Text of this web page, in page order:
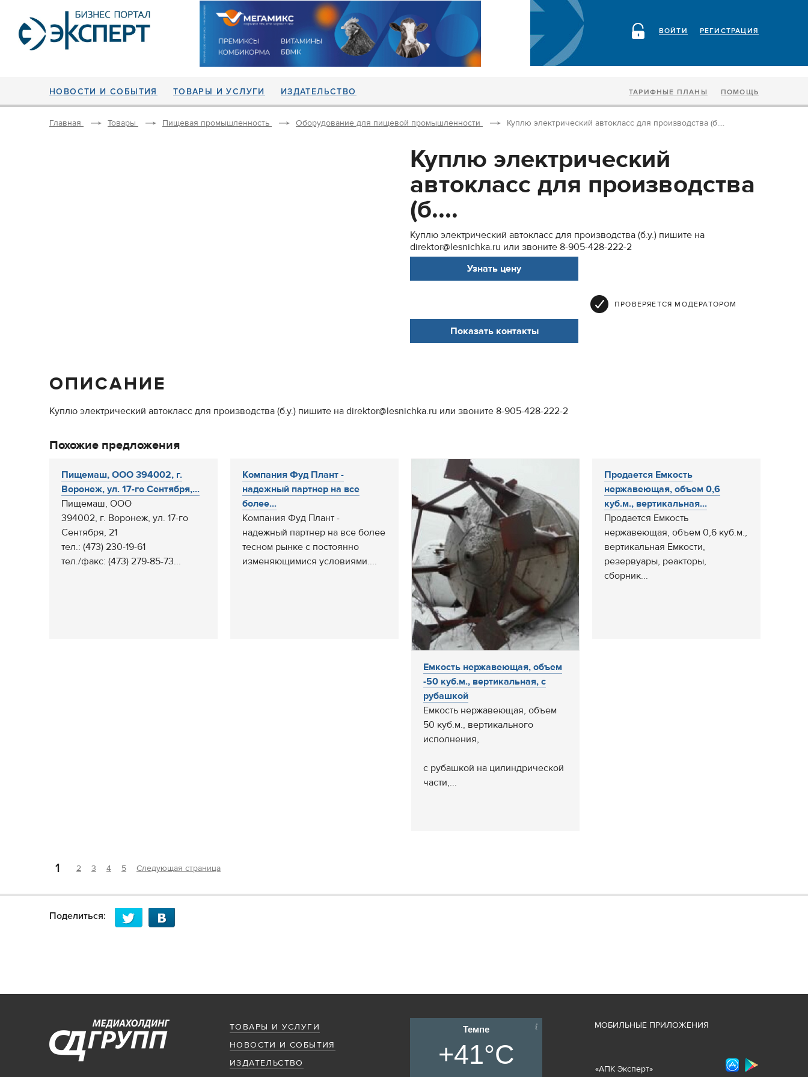
РЕГИСТРАЦИЯ
ВОЙТИ
НОВОСТИ И СОБЫТИЯ ТОВАРЫ И УСЛУГИ ИЗДАТЕЛЬСТВО ТАРИФНЫЕ ПЛАНЫ ПОМОЩЬ
Главная Товары Пищевая промышленность Оборудование для пищевой промышленности Куплю электрический автокласс для производства (б....
Куплю электрический
автокласс для производства
(б....
Куплю электрический автокласс для производства (б.у.) пишите на
direktor@lesnichka.ru или звоните 8-905-428-222-2
Узнать цену
ПРОВЕРЯЕТСЯ МОДЕРАТОРОМ
Показать контакты
ОПИСАНИЕ
Куплю электрический автокласс для производства (б.у.) пишите на direktor@lesnichka.ru или звоните 8-905-428-222-2
Похожие предложения
Пищемаш, ООО 394002, г.
Воронеж, ул. 17-го Сентября,...
Пищемаш, ООО
394002, г. Воронеж, ул. 17-го
Сентября, 21
тел.: (473) 230-19-61
тел./факс: (473) 279-85-73...
Компания Фуд Плант -
надежный партнер на все
более...
Компания Фуд Плант -
надежный партнер на все более
тесном рынке с постоянно
изменяющимися условиями....
Емкость нержавеющая, объем
-50 куб.м., вертикальная, с
рубашкой
Емкость нержавеющая, объем
50 куб.м., вертикального
исполнения,
с рубашкой на цилиндрической
части,...
Продается Емкость
нержавеющая, объем 0,6
куб.м., вертикальная...
Продается Емкость
нержавеющая, объем 0,6 куб.м.,
вертикальная Емкости,
резервуары, реакторы,
сборник...
1 2 3 4 5 Следующая страница
Поделиться:
ТОВАРЫ И УСЛУГИ
НОВОСТИ И СОБЫТИЯ
ИЗДАТЕЛЬСТВО
Темпе
+41°C
МОБИЛЬНЫЕ ПРИЛОЖЕНИЯ
«АПК Эксперт»